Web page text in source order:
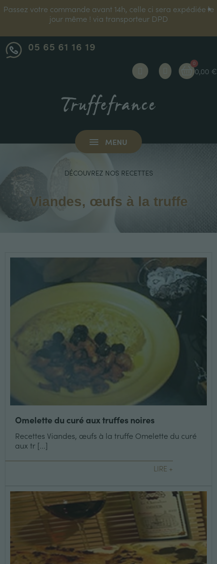
Inscrivez-vous à notre newsletter et bénéficiez de 10% de
réduction sur votre première commande !
05 65 61 16 19
0,00 €
MENU
DÉCOUVREZ NOS RECETTES
Viandes, œufs à la truffe
Omelette du curé aux truffes noires
Recettes Viandes, œufs à la truffe Omelette du curé
aux tr [...]
LIRE +